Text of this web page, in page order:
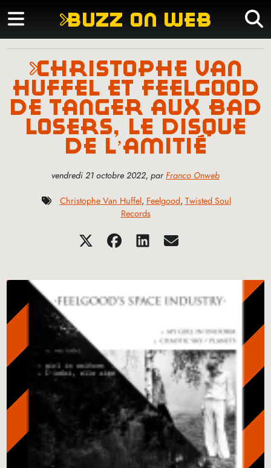
buzz on web
christophe van
huffel et feelgood
de tanger aux bad
losers, le disque
de l’amitié
vendredi 21 octobre 2022, parFranco Onweb
Christophe Van Huffel, Feelgood, Twisted Soul
Records